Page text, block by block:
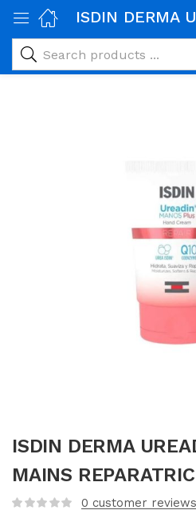
alimentaires)
ISDIN DERMA
MAINS
0 customer reviews